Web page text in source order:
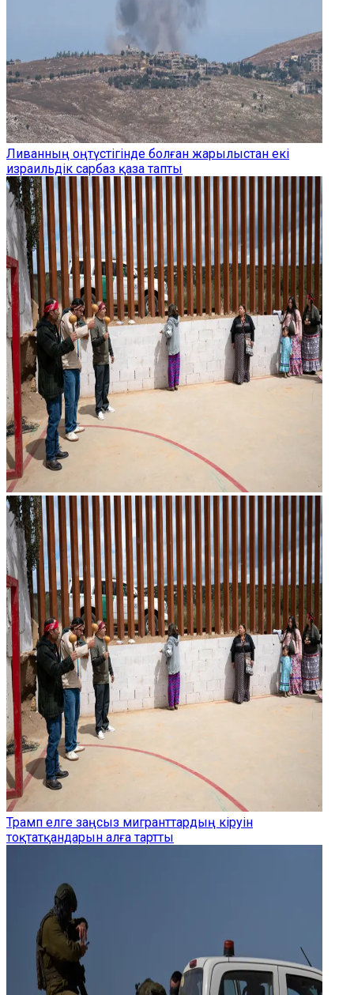
Ливанның оңтүстігінде болған жарылыстан екі
израильдік сарбаз қаза тапты
Трамп елге заңсыз мигранттардың кіруін
тоқтатқандарын алға тартты